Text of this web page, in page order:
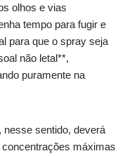
olhos e vias
tempo para fugir e
para que o spray seja
não letal**,
puramente na
nesse sentido, deverá
máximas